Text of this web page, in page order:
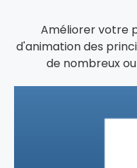
Améliorer votre
d'animation des
de nombreux